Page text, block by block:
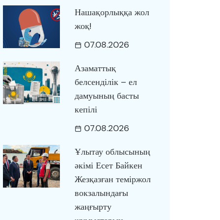
Нашақорлыққа жол
жоқ!
07.08.2026
Азаматтық
белсенділік – ел
дамуының басты
кепілі
07.08.2026
Ұлытау облысының
әкімі Есет Байкен
Жезқазған теміржол
вокзалындағы
жаңғырту